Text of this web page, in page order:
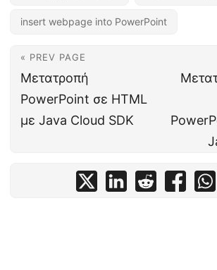
insert webpage into PowerPoint
« PREV PAGE
Μετατροπή
PowerPoint σε HTML
με Java Cloud SDK